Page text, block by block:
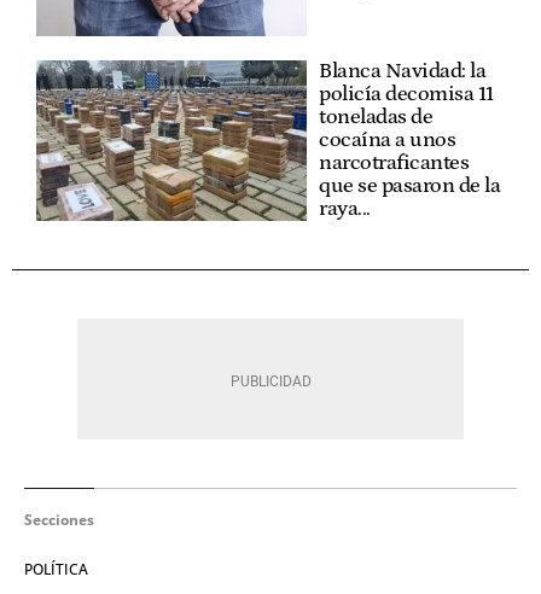
Blanca Navidad: la
policía decomisa 11
toneladas de
cocaína a unos
narcotraficantes
que se pasaron de la
raya...
Secciones
POLÍTICA